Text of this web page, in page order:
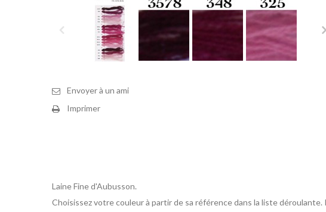
Envoyer à un ami
Imprimer
Laine Fine d'Aubusson.
Choisissez votre couleur à partir de sa référence dans la liste